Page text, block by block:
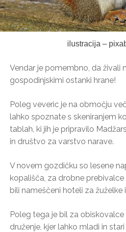
ilustracija –
Vendar je pomembno, da živali
gospodinjskimi ostanki hrane!
Poleg veveric je na območju
lahko spoznate s skeniranjem
tablah, ki jih je pripravilo
in društvo za varstvo narave.
V novem gozdičku so lesene
kopališča, za drobne
bili nameščeni hoteli za žuželke
Poleg tega je bil za
druženje, kjer lahko mladi in